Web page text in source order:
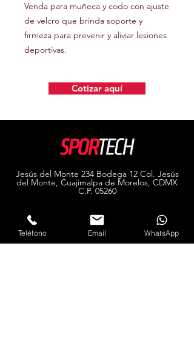
Venda para muñeca y codo con ajuste
de velcro que brinda soporte y
firmeza para prevenir y aliviar lesiones
deportivas.
Cotizar aquí
Jesús del Monte 234 Bodega 12 Col. Jesús
del Monte, Cuajimalpa de Morelos, CDMX
C.P. 05260
(55) 5815 4749
Explorar
Teléfono Email WhatsApp